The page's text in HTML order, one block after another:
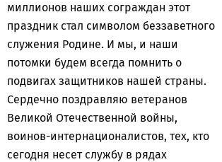
миллионов наших сограждан этот
праздник стал символом беззаветного
служения Родине. И мы, и наши
потомки будем всегда помнить о
подвигах защитников нашей страны.
Сердечно поздравляю ветеранов
Великой Отечественной войны,
воинов-интернационалистов, тех, кто
сегодня несет службу в рядах